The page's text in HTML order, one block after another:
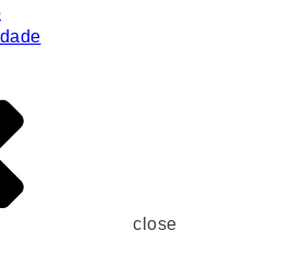
close